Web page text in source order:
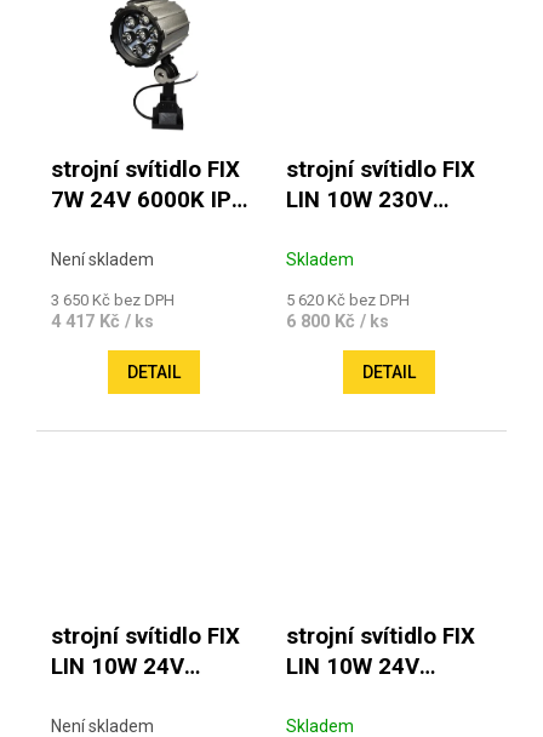
strojní svítidlo FIX
7W 24V 6000K IP
Není skladem
3 650 Kč bez DPH
4 417 Kč / ks
DETAIL
strojní svítidlo FIX
LIN 10W 230V
Skladem
5 620 Kč bez DPH
6 800 Kč / ks
DETAIL
strojní svítidlo FIX
LIN 10W 24V
Není skladem
strojní svítidlo FIX
LIN 10W 24V
Skladem